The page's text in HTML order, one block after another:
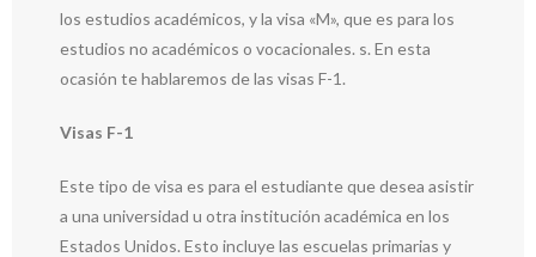
los estudios académicos, y la visa «M», que es para los
estudios no académicos o vocacionales. s. En esta
ocasión te hablaremos de las visas F-1.
Visas F-1
Este tipo de visa es para el estudiante que desea asistir
a una universidad u otra institución académica en los
Estados Unidos. Esto incluye las escuelas primarias y